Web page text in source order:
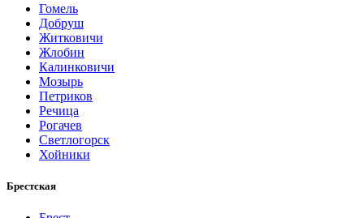
Гомель
Добруш
Житковичи
Жлобин
Калинковичи
Мозырь
Петриков
Речица
Рогачев
Светлогорск
Хойники
Брестская